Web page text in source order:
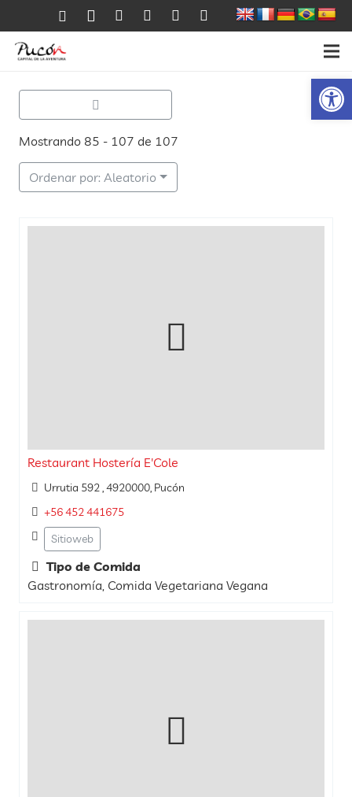
Mostrando 85 - 107 de 107
Ordenar por: Aleatorio
Restaurant Hostería E'Cole
Urrutia 592 , 4920000, Pucón
+56 452 441675
Sitioweb
Tipo de Comida
Gastronomía, Comida Vegetariana Vegana